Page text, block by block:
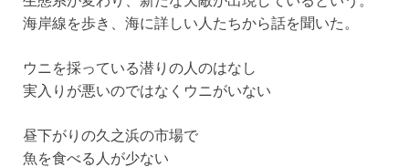
海岸線を歩き、海に詳しい人たちから話を聞いた。
ウニを採っている潜りの人のはなし
実入りが悪いのではなくウニがいない
昼下がりの久之浜の市場で
魚を食べる人が少ない